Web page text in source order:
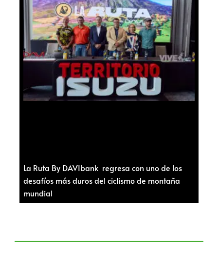
La Ruta By DAVIbank regresa con uno de los
desafíos más duros del ciclismo de montaña
mundial